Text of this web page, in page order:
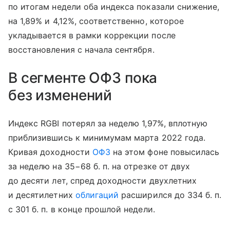
по итогам недели оба индекса показали снижение,
на 1,89% и 4,12%, соответственно, которое
укладывается в рамки коррекции после
восстановления с начала сентября.
В сегменте ОФЗ пока
без изменений
Индекс RGBI потерял за неделю 1,97%, вплотную
приблизившись к минимумам марта 2022 года.
Кривая доходности ОФЗ на этом фоне повысилась
за неделю на 35−68 б. п. на отрезке от двух
до десяти лет, спред доходности двухлетних
и десятилетних облигаций расширился до 334 б. п.
с 301 б. п. в конце прошлой недели.